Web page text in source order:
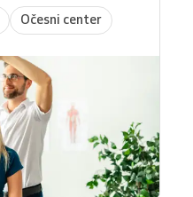
Očesni center